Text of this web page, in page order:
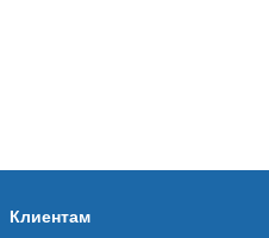
Клиентам